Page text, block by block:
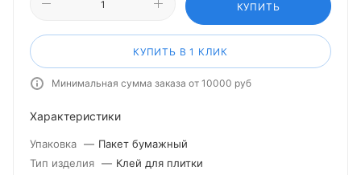
КУПИТЬ
КУПИТЬ В 1 КЛИК
Минимальная сумма заказа от 10000 руб
Характеристики
Упаковка — Пакет бумажный
Тип изделия — Клей для плитки